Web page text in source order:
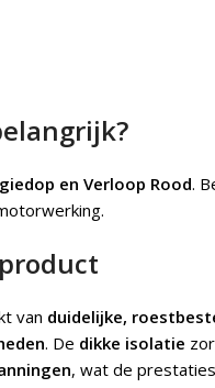
en Verloop Rood.
van duidelijke,
. De dikke isolatie
, wat de